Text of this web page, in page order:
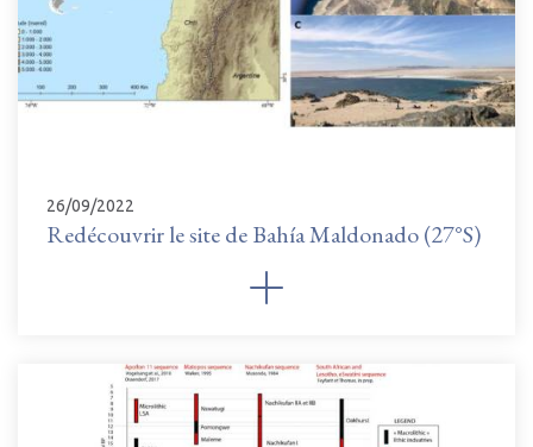
26/09/2022
Redécouvrir le site de Bahía Maldonado (27°S)